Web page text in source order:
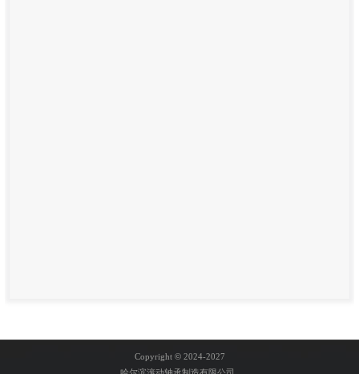
Copyright ©2024-2027